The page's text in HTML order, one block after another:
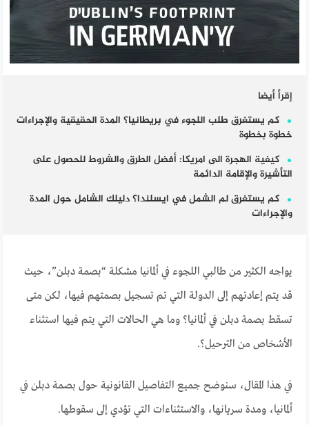
إقرأ أيضا
كم يستغرق طلب اللجوء في بريطانيا؟ المدة الحقيقية والإجراءات
خطوة بخطوة
كيفية الهجرة الى امريكا: أفضل الطرق والشروط للحصول على
التأشيرة والإقامة الدائمة
كم يستغرق لم الشمل في ايسلندا؟ دليلك الشامل حول المدة
والإجراءات
يواجه الكثير من طالبي اللجوء في ألمانيا مشكلة “بصمة دبلن”، حيث
قد يتم إعادتهم إلى الدولة التي تم تسجيل بصمتهم فيها، لكن متى
تسقط بصمة دبلن في ألمانيا؟ وما هي الحالات التي يتم فيها استثناء
الأشخاص من الترحيل؟.
في هذا المقال، سنوضح جميع التفاصيل القانونية حول بصمة دبلن في
ألمانيا، ومدة سريانها، والاستثناءات التي تؤدي إلى سقوطها.